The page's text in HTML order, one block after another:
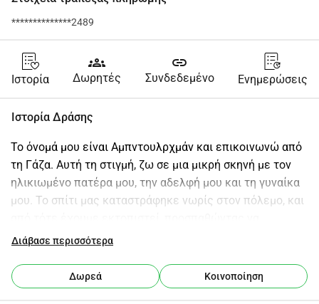
**************2489
Ιστορία
groups
Δωρητές
link
Συνδεδεμένο Ενημερώσεις
Ιστορία Δράσης
Το όνομά μου είναι Αμπντουλρχμάν και επικοινωνώ από
τη Γάζα. Αυτή τη στιγμή, ζω σε μια μικρή σκηνή με τον
ηλικιωμένο πατέρα μου, την αδελφή μου και τη γυναίκα
μου. Το σπίτι μας καταστράφηκε νωρίς στον πόλεμο, και
προσαρμοστούμε σε μια πολύ δύσκολη πραγματικότητα.
καλυφθούν οι πιο βασικές ανάγκες της οικογένειάς μας.
Κάθε μέρα είναι μια μάχη για να βρούμε καθαρό πόσιμο
Διάβασε περισσότερα
Δωρεά Κοινοποίηση